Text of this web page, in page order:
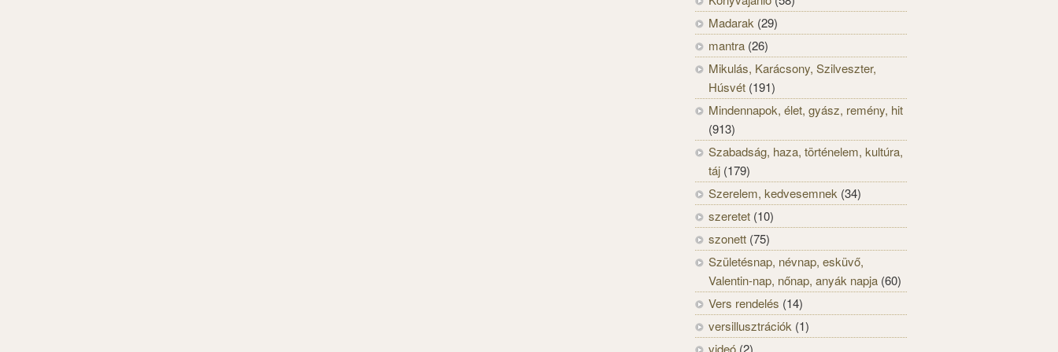
Madarak (29)
mantra (26)
Mikulás, Karácsony, Szilveszter,
Húsvét (191)
Mindennapok, élet, gyász, remény, hit
(913)
Szabadság, haza, történelem, kultúra,
táj (179)
Szerelem, kedvesemnek (34)
szeretet (10)
szonett (75)
Születésnap, névnap, esküvő,
Valentin-nap, nőnap, anyák napja (60)
Vers rendelés (14)
versillusztrációk (1)
videó (2)